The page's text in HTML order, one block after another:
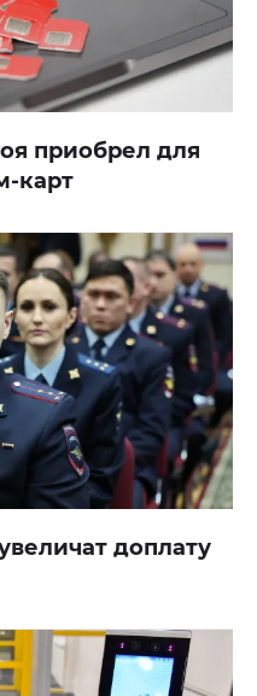
приобрел для
карт
доплату